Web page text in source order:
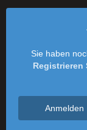
Sie haben
Registrieren
Anmelden